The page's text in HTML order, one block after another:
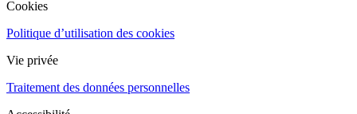
Cookies
Politique d’utilisation des cookies
Vie privée
Traitement des données personnelles